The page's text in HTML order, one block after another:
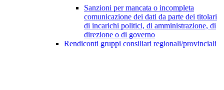
Sanzioni per mancata o incompleta
comunicazione dei dati da parte dei titolari
di incarichi politici, di amministrazione, di
direzione o di governo
Rendiconti gruppi consiliari regionali/provinciali